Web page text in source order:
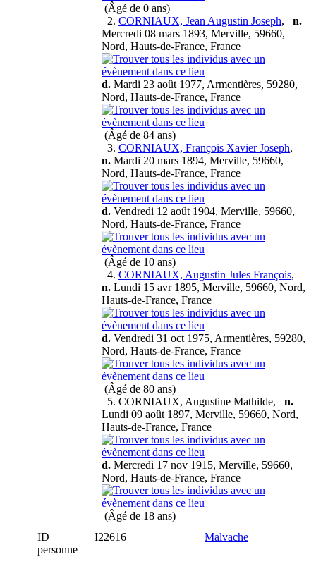
(Âgé de 0 ans)
2. CORNIAUX, Jean Augustin Joseph, n.
Mercredi 08 mars 1893, Merville, 59660,
Nord, Hauts-de-France, France
d. Mardi 23 août 1977, Armentières, 59280,
Nord, Hauts-de-France, France
(Âgé de 84 ans)
3. CORNIAUX, François Xavier Joseph,
n. Mardi 20 mars 1894, Merville, 59660,
Nord, Hauts-de-France, France
d. Vendredi 12 août 1904, Merville, 59660,
Nord, Hauts-de-France, France
(Âgé de 10 ans)
4. CORNIAUX, Augustin Jules François,
n. Lundi 15 avr 1895, Merville, 59660, Nord,
Hauts-de-France, France
d. Vendredi 31 oct 1975, Armentières, 59280,
Nord, Hauts-de-France, France
(Âgé de 80 ans)
5. CORNIAUX, Augustine Mathilde, n.
Lundi 09 août 1897, Merville, 59660, Nord,
Hauts-de-France, France
d. Mercredi 17 nov 1915, Merville, 59660,
Nord, Hauts-de-France, France
(Âgé de 18 ans)
ID
personne
I22616 Malvache